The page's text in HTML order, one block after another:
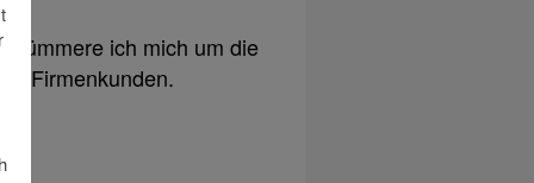
kümmere ich mich um die
Firmenkunden.